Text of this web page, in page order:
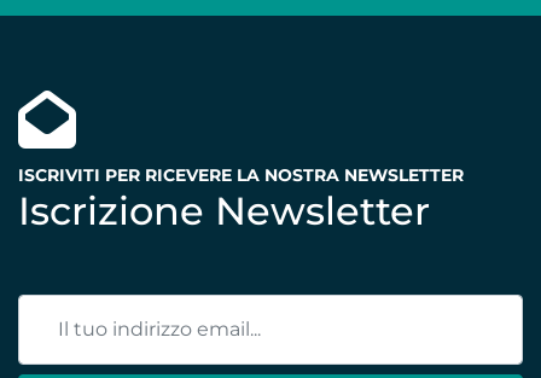
ISCRIVITI PER RICEVERE LA NOSTRA NEWSLETTER
Iscrizione Newsletter